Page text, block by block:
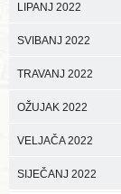
LIPANJ 2022
SVIBANJ 2022
TRAVANJ 2022
OŽUJAK 2022
VELJAČA 2022
SIJEČANJ 2022